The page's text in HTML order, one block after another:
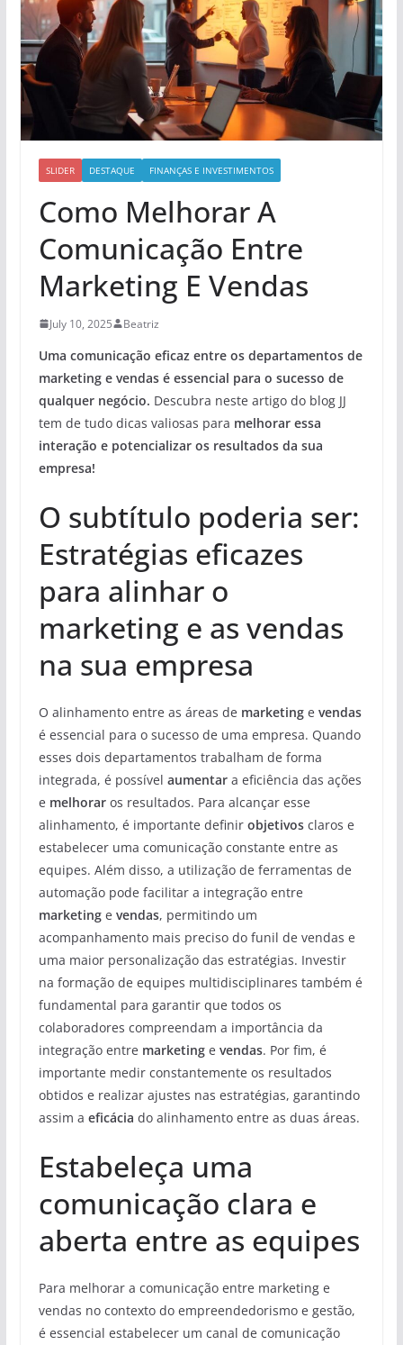
SLIDER DESTAQUE FINANÇAS E INVESTIMENTOS
Como Melhorar A
Comunicação Entre
Marketing E Vendas
July 10, 2025 Beatriz
Uma comunicação eficaz entre os departamentos de
marketinge vendas é essencial para o sucesso de
qualquer negócio. Descubra neste artigo do blog JJ
tem de tudo dicas valiosas para melhorar essa
interação e potencializar os resultados da sua
empresa!
O subtítulo poderia ser:
Estratégias eficazes
para alinhar o
marketing e as vendas
na sua empresa
O alinhamento entre as áreas de marketinge vendas
é essencial para o sucesso de uma empresa. Quando
esses dois departamentos trabalham de forma
integrada, é possível aumentara eficiência das ações
e melhoraros resultados. Para alcançar esse
alinhamento, é importante definir objetivosclaros e
estabelecer uma comunicação constante entre as
equipes. Além disso, a utilização de ferramentas de
automação pode facilitar a integração entre
marketinge vendas, permitindo um
acompanhamento mais preciso do funil de vendas e
uma maior personalização das estratégias. Investir
na formação de equipes multidisciplinares também é
fundamental para garantir que todos os
colaboradores compreendam a importância da
integração entre marketinge vendas. Por fim, é
importante medir constantemente os resultados
obtidos e realizar ajustes nas estratégias, garantindo
assim a eficácia do alinhamento entre as duas áreas.
Estabeleça uma
comunicação clara e
aberta entre as equipes
Para melhorar a comunicação entre marketing e
vendas no contexto do empreendedorismo e gestão,
é essencial estabelecer um canal de comunicação